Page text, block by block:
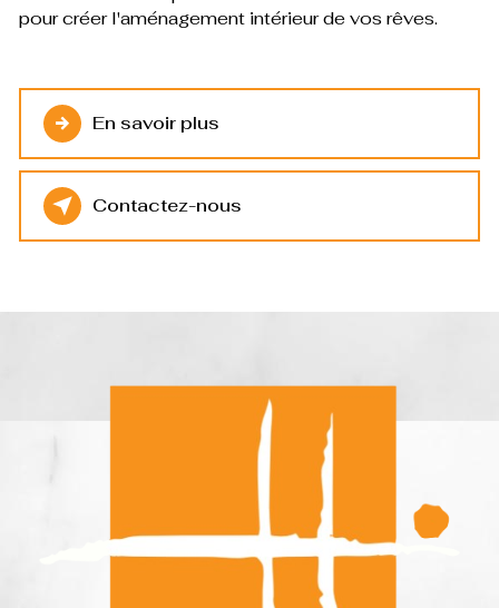
pour créer l'aménagement intérieur de vos rêves.
En savoir plus
Contactez-nous